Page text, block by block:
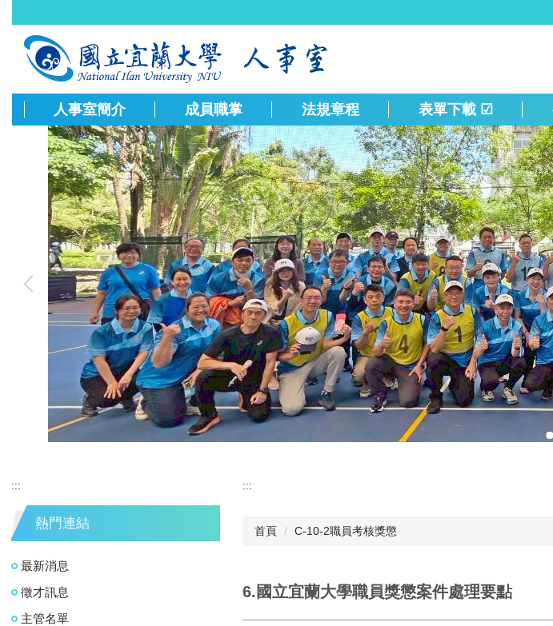
到
容
人事室簡介 成員職掌 法規章程 表單下載 ☑
:::
熱門連結
最新消息
徵才訊息
主管名單
:::
首頁 C-10-2職員考核獎懲
6.國立宜蘭大學職員獎懲案件處理要點